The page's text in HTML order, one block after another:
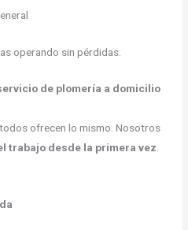
operando sin pérdidas.
de plomería a domicilio
ofrecen lo mismo. Nosotros
trabajo desde la primera vez.